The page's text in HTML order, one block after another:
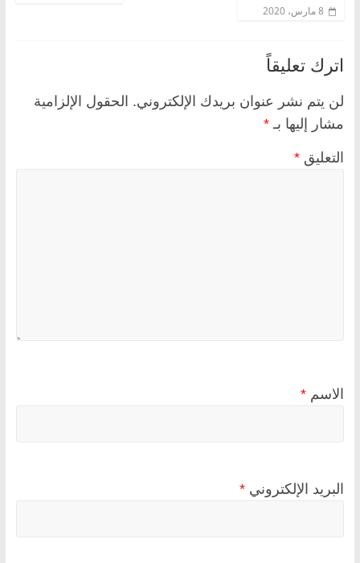
8 مارس، 2020
اترك تعليقاً
لن يتم نشر عنوان بريدك الإلكتروني. الحقول الإلزامية
مشار إليها بـ *
التعليق *
الاسم *
البريد الإلكتروني *